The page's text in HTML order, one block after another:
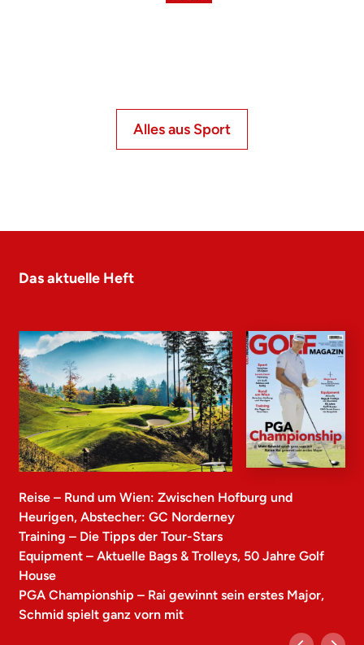
Alles aus Sport
Das aktuelle Heft
Reise – Rund um Wien: Zwischen Hofburg und
Heurigen, Abstecher: GC Norderney
Training – Die Tipps der Tour-Stars
Equipment – Aktuelle Bags & Trolleys, 50 Jahre Golf
House
PGA Championship – Rai gewinnt sein erstes Major,
Schmid spielt ganz vorn mit